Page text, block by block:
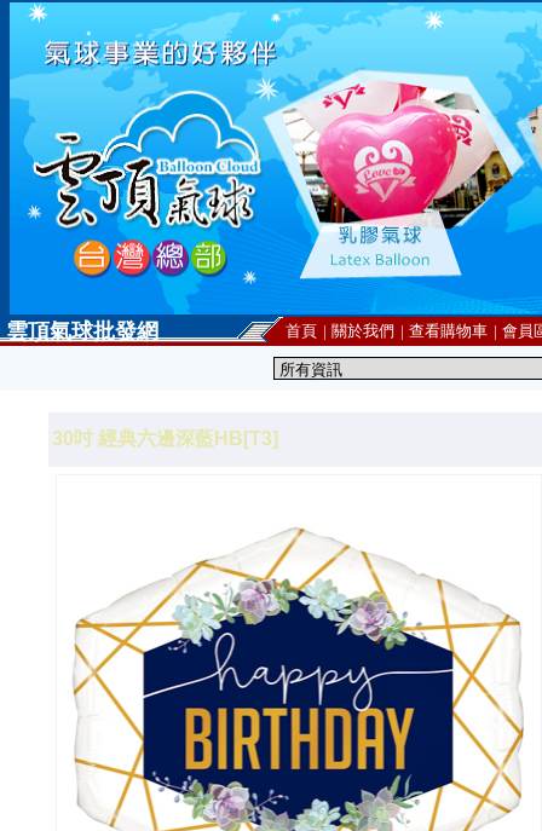
雲頂氣球批發網 首頁 | 關於我們 | 查看購物車 | 會員
30吋 經典六邊深藍HB[T3]